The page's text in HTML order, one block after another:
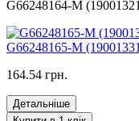
G66248164-M
G66248165-M
164.54 грн.
Детальніше